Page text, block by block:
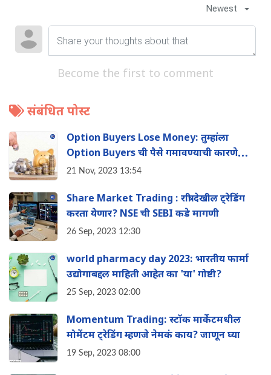
Newest
Become the first to comment
संबंधित पोस्ट
Option Buyers Lose Money: तुम्हांला
Option Buyers ची पैसे गमावण्याची कारणे
माहिती आहेत का? लगेच जाणुन घ्या काय आहेत
21 Nov, 2023 13:54
Share Market Trading : रात्री देखील ट्रेडिंग
करता येणार? NSE ची SEBI कडे मागणी
26 Sep, 2023 12:30
world pharmacy day 2023: भारतीय फार्मा
उद्योगाबद्दल माहिती आहेत का 'या' गोष्टी?
25 Sep, 2023 02:00
Momentum Trading: स्टॉक मार्केटमधील
मोमेंटम ट्रेडिंग म्हणजे नेमकं काय? जाणून घ्या
19 Sep, 2023 08:00